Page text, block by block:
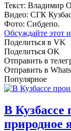
Текст: Владимир
Видео: СГК
Фото: Сибдепо.
Обсуждайте этот
Поделиться в VK
Поделиться OK
Отправить в
Отправить в
Популярное
В Кузбассе
природное